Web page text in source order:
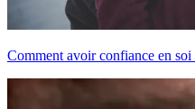
Comment avoir confiance en soi